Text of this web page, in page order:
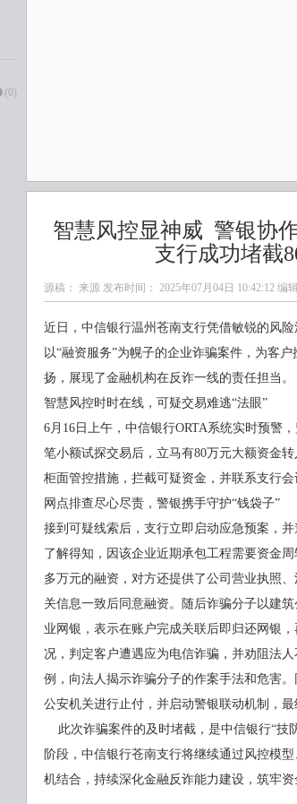
(0)
智慧风控显神威 警银协
支行成功堵截
源稿： 来源 发布时间： 2025年07月04日 10:42:12 编
近日，中信银行温州苍南支行凭借敏锐的风
以“融资服务”为幌子的企业诈骗案件，为客
扬，展现了金融机构在反诈一线的责任担当。
智慧风控时时在线，可疑交易难逃“法眼”
6月16日上午，中信银行ORTA系统实时预警
笔小额试探交易后，立马有80万元大额资金
柜面管控措施，拦截可疑资金，并联系支行会
网点排查尽心尽责，警银携手守护“钱袋子”
接到可疑线索后，支行立即启动应急预案，
了解得知，因该企业近期承包工程需要资金
多万元的融资，对方还提供了公司营业执照
关信息一致后同意融资。随后诈骗分子以建
业网银，表示在账户完成关联后即归还网银
况，判定客户遭遇应为电信诈骗，并劝阻法
例，向法人揭示诈骗分子的作案手法和危害
公安机关进行止付，并启动警银联动机制，最
此次诈骗案件的及时堵截，是中信银行“技
阶段，中信银行苍南支行将继续通过风控模
机结合，持续深化金融反诈能力建设，筑牢